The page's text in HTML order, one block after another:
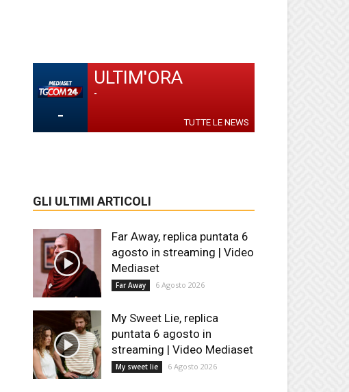
-
ULTIM'ORA
-
TUTTE LE NEWS
GLI ULTIMI ARTICOLI
Far Away, replica puntata 6
agosto in streaming | Video
Mediaset
Far Away 6 Agosto 2026
My Sweet Lie, replica
puntata 6 agosto in
streaming | Video Mediaset
My sweet lie 6 Agosto 2026